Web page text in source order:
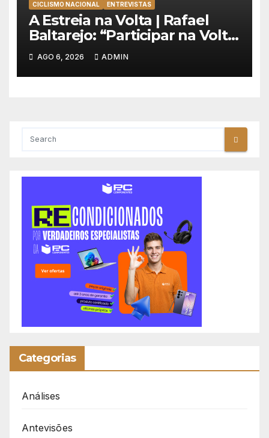
CICLISMO NACIONAL ENTREVISTAS
A Estreia na Volta | Rafael
Baltarejo: “Participar na Volta
a Portugal é o sonho de
qualquer ciclista”
AGO 6, 2026 ADMIN
Categorias
Análises
Antevisões